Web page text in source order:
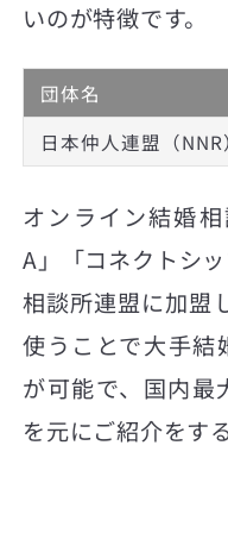
いのが特徴です。
団体名
日本仲人連盟（NNR
オンライン結婚
A」「コネクトシ
相談所連盟に加盟
使うことで大手結
が可能で、国内最
を元にご紹介をす